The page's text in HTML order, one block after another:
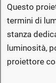
Questo
termini di
stanza
luminosità,
proiettore